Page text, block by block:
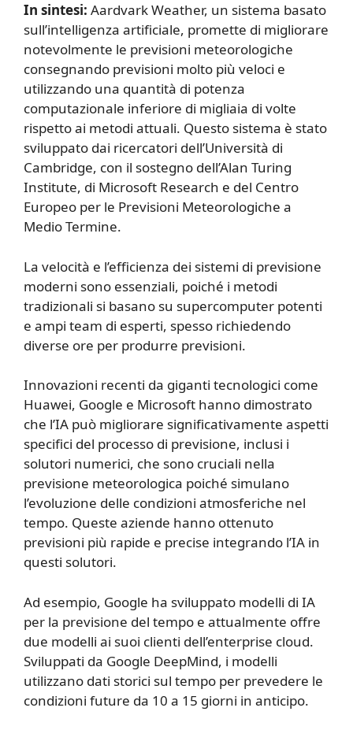
In sintesi: Aardvark Weather, un sistema basato
sull’intelligenza artificiale, promette di migliorare
notevolmente le previsioni meteorologiche
consegnando previsioni molto più veloci e
utilizzando una quantità di potenza
computazionale inferiore di migliaia di volte
rispetto ai metodi attuali. Questo sistema è stato
sviluppato dai ricercatori dell’Università di
Cambridge, con il sostegno dell’Alan Turing
Institute, di Microsoft Research e del Centro
Europeo per le Previsioni Meteorologiche a
Medio Termine.
La velocità e l’efficienza dei sistemi di previsione
moderni sono essenziali, poiché i metodi
tradizionali si basano su supercomputer potenti
e ampi team di esperti, spesso richiedendo
diverse ore per produrre previsioni.
Innovazioni recenti da giganti tecnologici come
Huawei, Google e Microsoft hanno dimostrato
che l’IA può migliorare significativamente aspetti
specifici del processo di previsione, inclusi i
solutori numerici, che sono cruciali nella
previsione meteorologica poiché simulano
l’evoluzione delle condizioni atmosferiche nel
tempo. Queste aziende hanno ottenuto
previsioni più rapide e precise integrando l’IA in
questi solutori.
Ad esempio, Google ha sviluppato modelli di IA
per la previsione del tempo e attualmente offre
due modelli ai suoi clienti dell’enterprise cloud.
Sviluppati da Google DeepMind, i modelli
utilizzano dati storici sul tempo per prevedere le
condizioni future da 10 a 15 giorni in anticipo.